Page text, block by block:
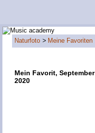
Naturfoto Meine Favoriten
Mein Favorit, September
2020